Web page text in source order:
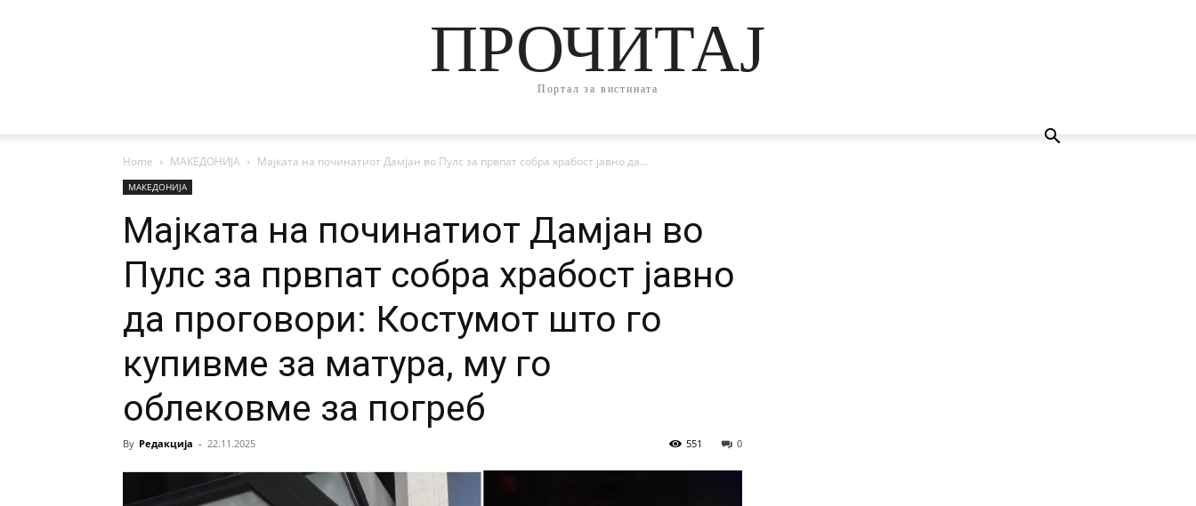
ПРОЧИТАЈ
Портал за вистината
Home МАКЕДОНИЈА Мајката на починатиот Дамјан во Пулс за првпат собра храбост јавно да...
МАКЕДОНИЈА
Мајката на починатиот Дамјан во
Пулс за првпат собра храбост јавно
да проговори: Костумот што го
купивме за матура, му го
облековме за погреб
By Редакција - 22.11.2025 0
551